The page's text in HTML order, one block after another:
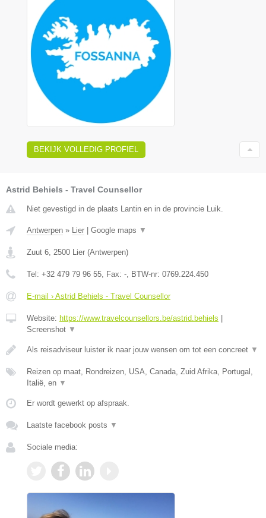
BEKIJK VOLLEDIG PROFIEL
Astrid Behiels - Travel Counsellor
Niet gevestigd in de plaats Lantin en in de provincie Luik.
Antwerpen » Lier Google maps ▼
Zuut 6 2500 Lier (Antwerpen)
Tel: +32 479 79 96 55 , Fax: - , BTW-nr: 0769.224.450
E-mail › Astrid Behiels - Travel Counsellor
Website: https://www.travelcounsellors.be/astrid.behiels
Screenshot ▼
Als reisadviseur luister ik naar jouw wensen om tot een concreet ▼
Reizen op maat, Rondreizen, USA, Canada, Zuid Afrika, Portugal,
Italië, en ▼
Er wordt gewerkt op afspraak.
Laatste facebook posts ▼
Sociale media: